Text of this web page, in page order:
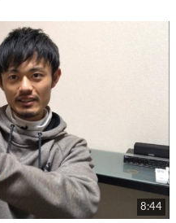
8:44